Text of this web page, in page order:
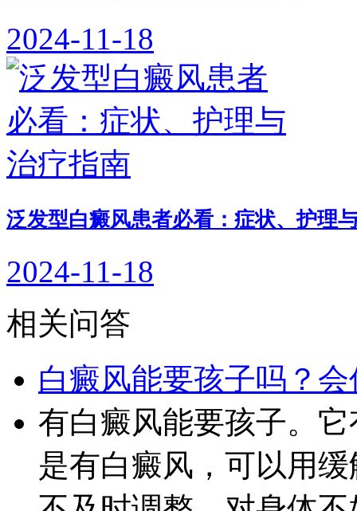
2024-11-18
泛发型白癜风患者必看：症状、护理
2024-11-18
相关问答
白癜风能要孩子吗？
有白癜风能要孩子。
是有白癜风，可以用